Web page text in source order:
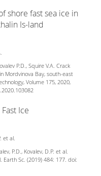
shore fast sea ice in
Is-land
P.D., Squire V.A. Crack
Mordvinova Bay, south-east
Volume 175, 2020,
Ice
et al.
P.D., Kovalev, D.P. et al.
Sc. (2019) 484: 177. doi: